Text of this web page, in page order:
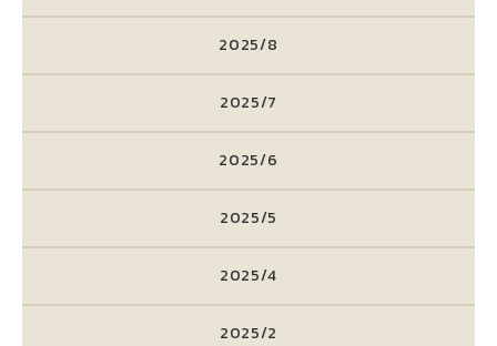
2025/8
2025/7
2025/6
2025/5
2025/4
2025/2